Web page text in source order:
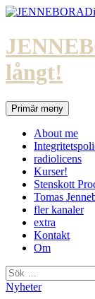
Hoppa
innehåll
långt!
SökPrimär meny
About me
radiolicens
Kurser!
Stenskott
Tomas
fler kanaler
extra
Kontakt
Om
Sök
efter:
Nyheter